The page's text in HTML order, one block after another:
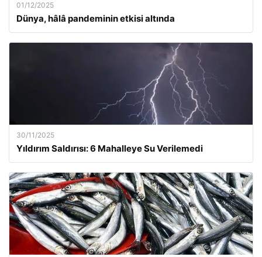
01/12/2025
Dünya, hâlâ pandeminin etkisi altında
30/11/2025
Yıldırım Saldırısı: 6 Mahalleye Su Verilemedi